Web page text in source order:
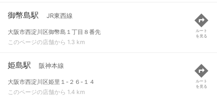
御幣島駅 JR東西線
大阪市西淀川区御幣島１丁目８番先
このページの店舗から 1.3 km
ルート
を見る
姫島駅 阪神本線
大阪市西淀川区姫里１-２６-１４
このページの店舗から 1.4 km
ルート
を見る